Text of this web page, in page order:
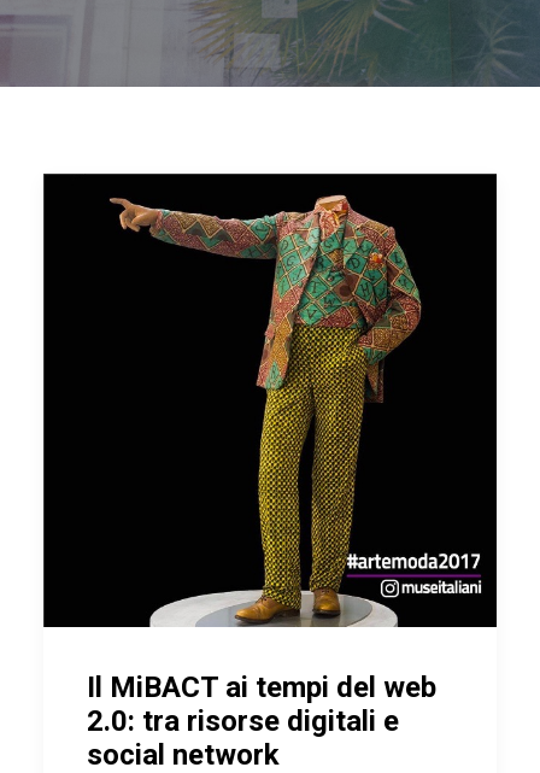
Il MiBACT ai tempi del web
2.0: tra risorse digitali e
social network